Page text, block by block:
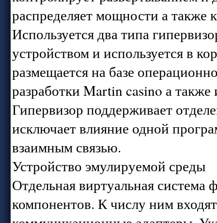
распределяет мощности а также
Используется два типа
устройством и используется в
размещается на базе
разработки Martin casino а
Гипервизор поддерживает
исключает влияние одной
взаимным связью.
Устройство эмулируемой среды
Отдельная виртуальная
компонентов. К числу ним